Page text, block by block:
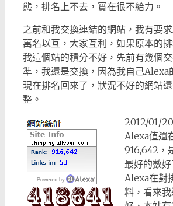
態，排名上不去，實在很不給力。
之前和我交換連結的網站，我有要
萬名以互，大家互利，如果原本的
我這個站的積分不好，先前有幾個
準，我還是交換，因為我自己Alexa
現在排名回來了，狀況不好的網站
整。
2012/01/
Alexa值還
916,642，
最好的數
Alexa在對
料，看來